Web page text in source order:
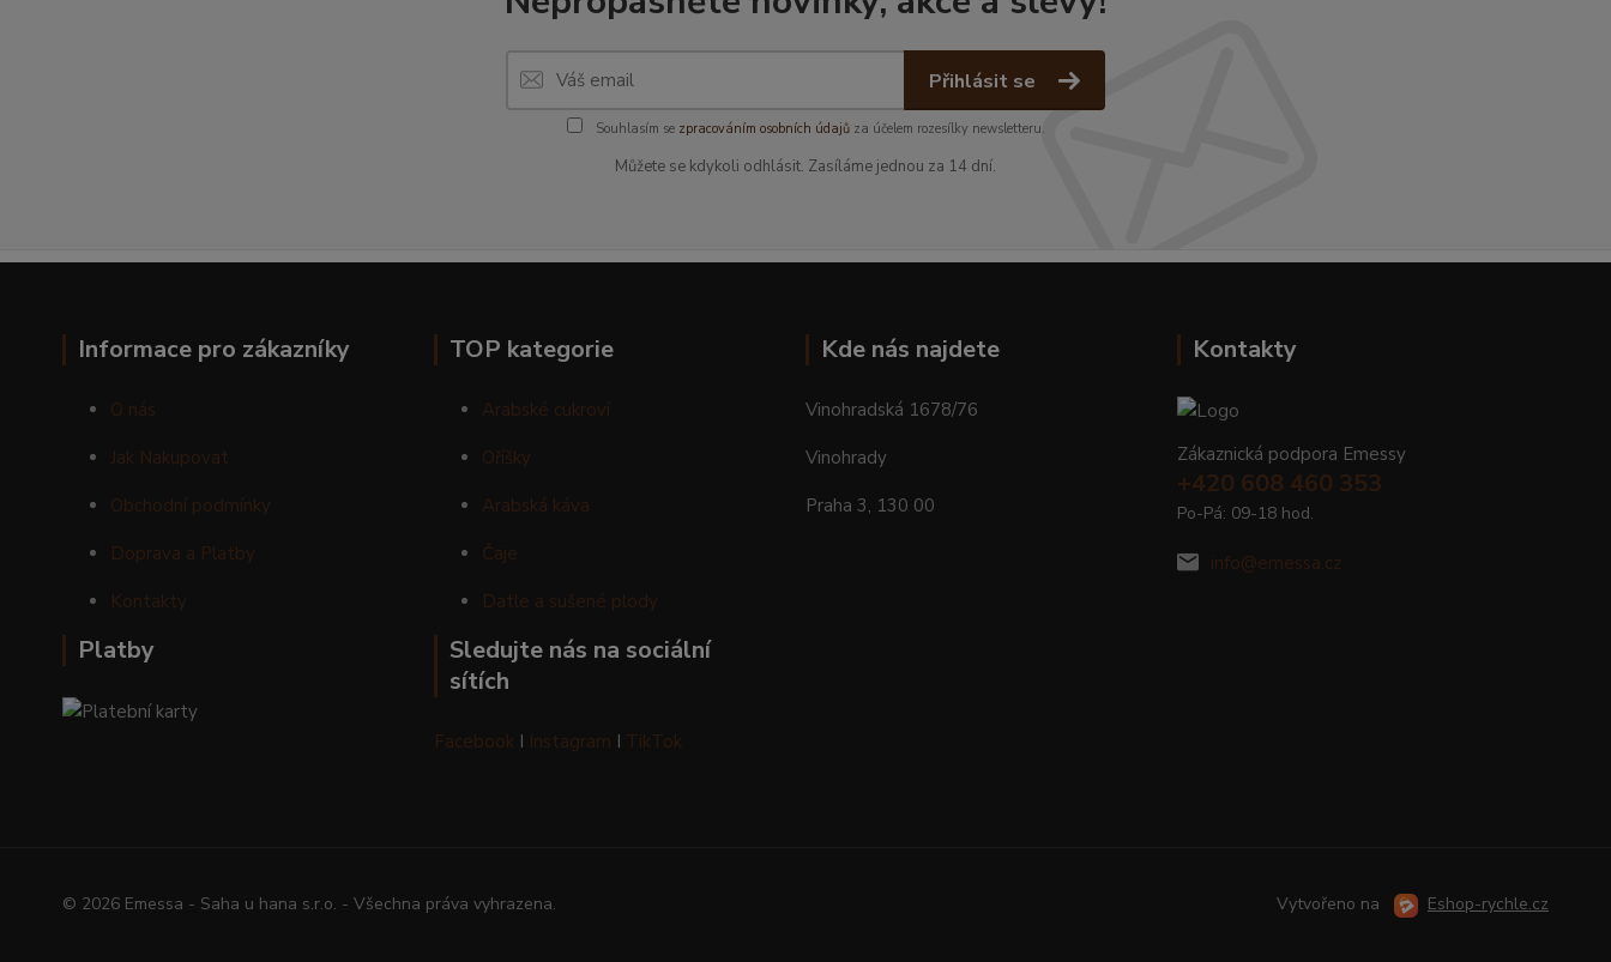
Přihlásit se
Souhlasím se zpracováním osobních údajůza účelem rozesílky newsletteru.
Můžete se kdykoli odhlásit. Zasíláme jednou za 14 dní.
Informace pro zákazníky
O nás
Jak Nakupovat
Obchodní podmínky
Doprava a Platby
Kontakty
Platby
TOP kategorie
Arabské cukroví
Oříšky
Arabská káva
Čaje
Datle a sušené plody
Sledujte nás na sociální
sítích
Facebook I Instagram I TikTok
Kde nás najdete
Vinohradská 1678/76
Vinohrady
Praha 3, 130 00
Kontakty
Zákaznická podpora Emessy
+420 608 460 353
Po-Pá: 09-18 hod.
info@emessa.cz
© 2026 Emessa - Saha u hana s.r.o. - Všechna práva vyhrazena. Vytvořeno na Eshop-rychle.cz